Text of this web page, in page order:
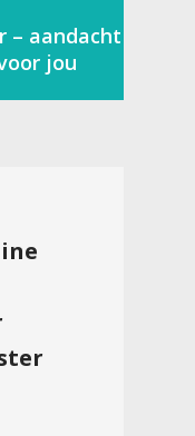
– aandacht
jou